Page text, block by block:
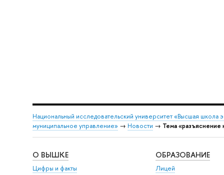
Национальный исследовательский университет «Высшая школа
муниципальное управление» → Новости → Тема
О ВЫШКЕ
Цифры и факты
ОБРАЗОВАНИЕ
Лицей